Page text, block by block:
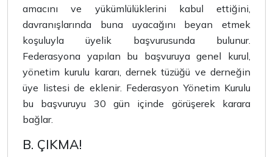
amacını ve yükümlülüklerini kabul ettiğini,
davranışlarında buna uyacağını beyan etmek
koşuluyla üyelik başvurusunda bulunur.
Federasyona yapılan bu başvuruya genel kurul,
yönetim kurulu kararı, dernek tüzüğü ve derneğin
üye listesi de eklenir. Federasyon Yönetim Kurulu
bu başvuruyu 30 gün içinde görüşerek karara
bağlar.
B. ÇIKMA!